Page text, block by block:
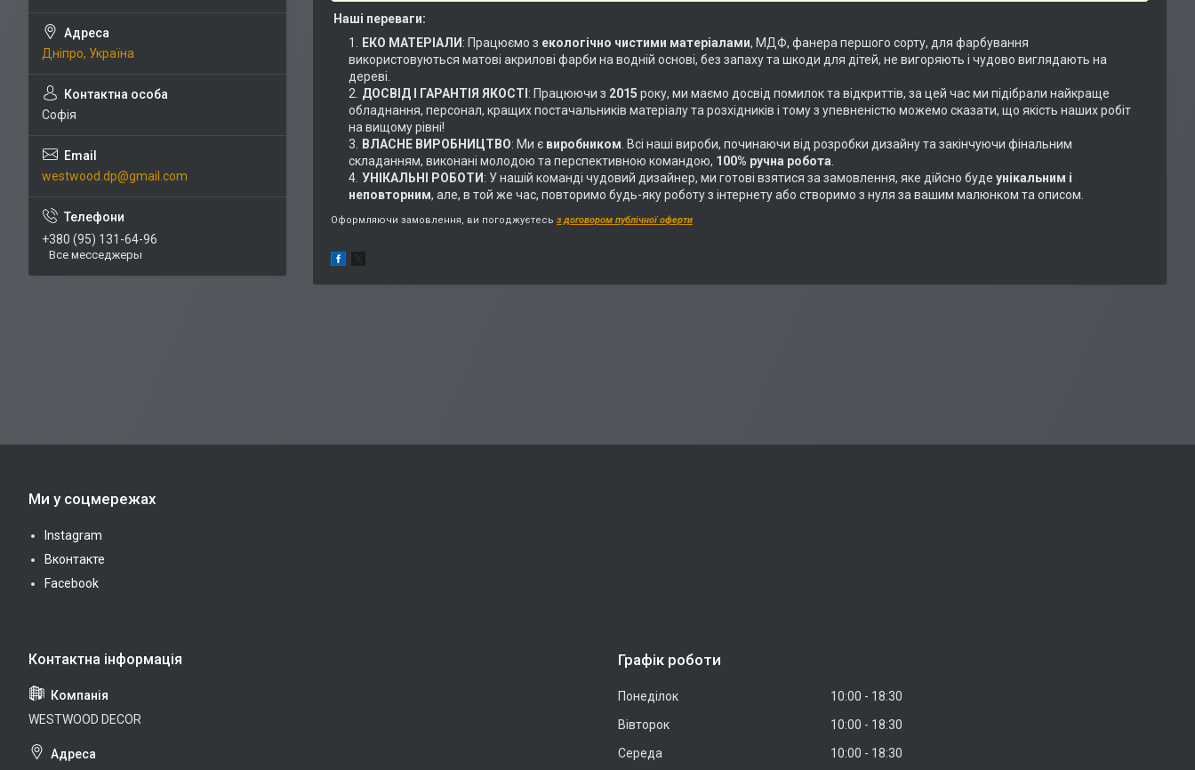
Наші переваги:
ЕКО МАТЕРІАЛИ : Працюємо з екологічно чистими матеріалами, МДФ, фанера першого сорту, для фарбування
використовуються матові акрилові фарби на водній основі, без запаху та шкоди для дітей, не вигоряють і чудово виглядають на
дереві.
ДОСВІД І ГАРАНТІЯ ЯКОСТІ : Працюючи з 2015 року, ми маємо досвід помилок та відкриттів, за цей час ми підібрали найкраще
обладнання, персонал, кращих постачальників матеріалу та розхідників і тому з упевненістю можемо сказати, що якість наших робіт
на вищому рівні!
ВЛАСНЕ ВИРОБНИЦТВО: Ми є виробником . Всі наші вироби, починаючи від розробки дизайну та закінчуючи фінальним
складанням, виконані молодою та перспективною командою, 100% ручна робота
УНІКАЛЬНІ РОБОТИ : У нашій команді чудовий дизайнер, ми готові взятися за замовлення, яке дійсно буде унікальним і
неповторним, але, в той же час, повторимо будь-яку роботу з інтернету або створимо з нуля за вашим малюнком та описом.
Оформляючи замовлення, ви погоджуєтесь з договором публічної оферти
Дніпро, Україна
Софія
westwood.dp@gmail.com
+380 (95) 131-64-96
Все месседжеры
Ми у соцмережах
Instagram
Вконтакте
Facebook
WESTWOOD DECOR
Графік роботи
Понеділок 10:00
18:30
Вівторок
10:00
18:30
Середа
10:00
18:30